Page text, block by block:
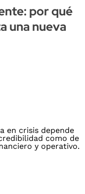
por qué
una nueva